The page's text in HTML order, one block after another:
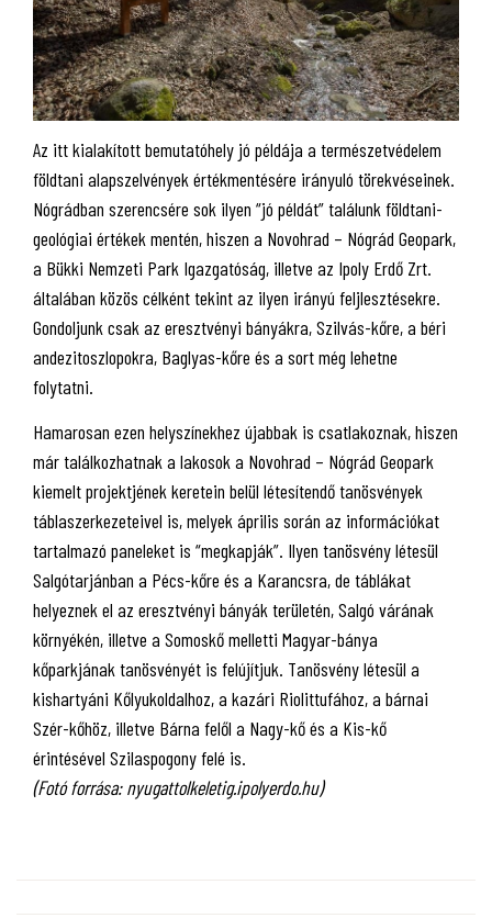
Az itt kialakított bemutatóhely jó példája a természetvédelem
földtani alapszelvények értékmentésére irányuló törekvéseinek.
Nógrádban szerencsére sok ilyen “jó példát” találunk földtani-
geológiai értékek mentén, hiszen a Novohrad – Nógrád Geopark,
a Bükki Nemzeti Park Igazgatóság, illetve az Ipoly Erdő Zrt.
általában közös célként tekint az ilyen irányú feljlesztésekre.
Gondoljunk csak az eresztvényi bányákra, Szilvás-kőre, a béri
andezitoszlopokra, Baglyas-kőre és a sort még lehetne
folytatni.
Hamarosan ezen helyszínekhez újabbak is csatlakoznak, hiszen
már találkozhatnak a lakosok a Novohrad – Nógrád Geopark
kiemelt projektjének keretein belül létesítendő tanösvények
táblaszerkezeteivel is, melyek április során az információkat
tartalmazó paneleket is “megkapják”. Ilyen tanösvény létesül
Salgótarjánban a Pécs-kőre és a Karancsra, de táblákat
helyeznek el az eresztvényi bányák területén, Salgó várának
környékén, illetve a Somoskő melletti Magyar-bánya
kőparkjának tanösvényét is felújítjuk. Tanösvény létesül a
kishartyáni Kőlyukoldalhoz, a kazári Riolittufához, a bárnai
Szér-kőhöz, illetve Bárna felől a Nagy-kő és a Kis-kő
érintésével Szilaspogony felé is.
(Fotó forrása: nyugattolkeletig.ipolyerdo.hu)